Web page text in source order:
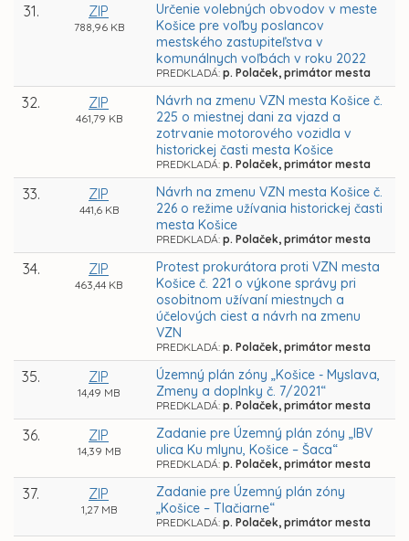
31. ZIP
788,96 KB
Určenie volebných obvodov v meste
Košice pre voľby poslancov
mestského zastupiteľstva v
komunálnych voľbách v roku 2022
PREDKLADÁ: p. Polaček, primátor mesta
32. ZIP
461,79 KB
Návrh na zmenu VZN mesta Košice č.
225 o miestnej dani za vjazd a
zotrvanie motorového vozidla v
historickej časti mesta Košice
PREDKLADÁ: p. Polaček, primátor mesta
33. ZIP
441,6 KB
Návrh na zmenu VZN mesta Košice č.
226 o režime užívania historickej časti
mesta Košice
PREDKLADÁ: p. Polaček, primátor mesta
34. ZIP
463,44 KB
Protest prokurátora proti VZN mesta
Košice č. 221 o výkone správy pri
osobitnom užívaní miestnych a
účelových ciest a návrh na zmenu
VZN
PREDKLADÁ: p. Polaček, primátor mesta
35. ZIP
14,49 MB
Územný plán zóny „Košice - Myslava,
Zmeny a doplnky č. 7/2021“
PREDKLADÁ: p. Polaček, primátor mesta
36. ZIP
14,39 MB
Zadanie pre Územný plán zóny „IBV
ulica Ku mlynu, Košice – Šaca“
PREDKLADÁ: p. Polaček, primátor mesta
37. ZIP
1,27 MB
Zadanie pre Územný plán zóny
„Košice – Tlačiarne“
PREDKLADÁ: p. Polaček, primátor mesta